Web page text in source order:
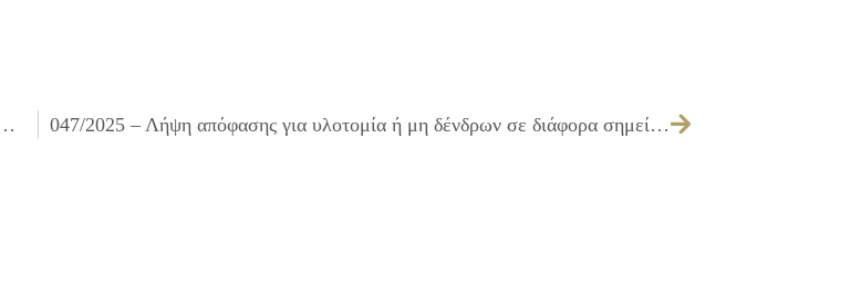
Δημοτικού Συμβουλίου περί σύστασης της Δημοτικής Επιτροπής Ισότητας των Φύλων 047/2025 – Λήψη απόφασης για υλοτομία ή μη δένδρων σε διάφορα σημεία του Δήμου μας